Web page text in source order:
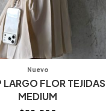
Nuevo
LARGO FLOR TEJIDAS
MEDIUM